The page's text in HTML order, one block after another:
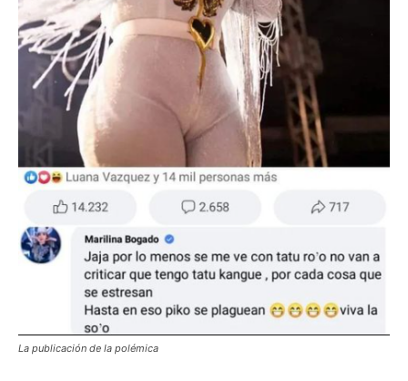
La publicación de la polémica